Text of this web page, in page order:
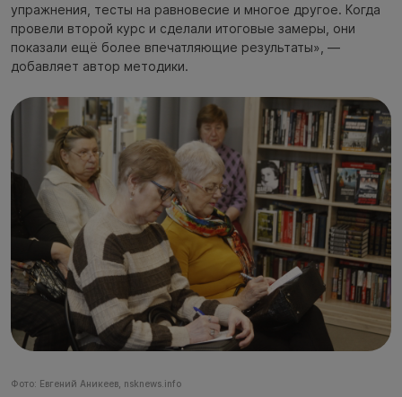
упражнения, тесты на равновесие и многое другое. Когда
провели второй курс и сделали итоговые замеры, они
показали ещё более впечатляющие результаты», —
добавляет автор методики.
Фото: Евгений Аникеев, nsknews.info